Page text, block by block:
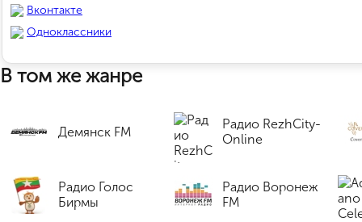
Вконтакте
Одноклассники
В том же жанре
Демянск FM
Радио RezhCity-
Online
Радио Голос
Бирмы
Радио Воронеж
FM